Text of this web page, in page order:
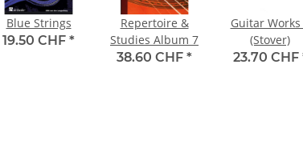
Blue Strings
19.50 CHF *
Repertoire &
Studies Album 7
38.60 CHF *
Guitar Works
(Stover)
23.70 CHF